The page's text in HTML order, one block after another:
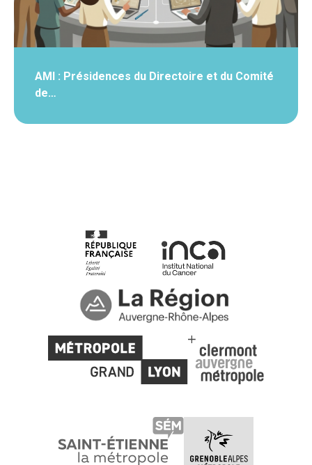
AMI : Présidences du Directoire et du Comité
de…